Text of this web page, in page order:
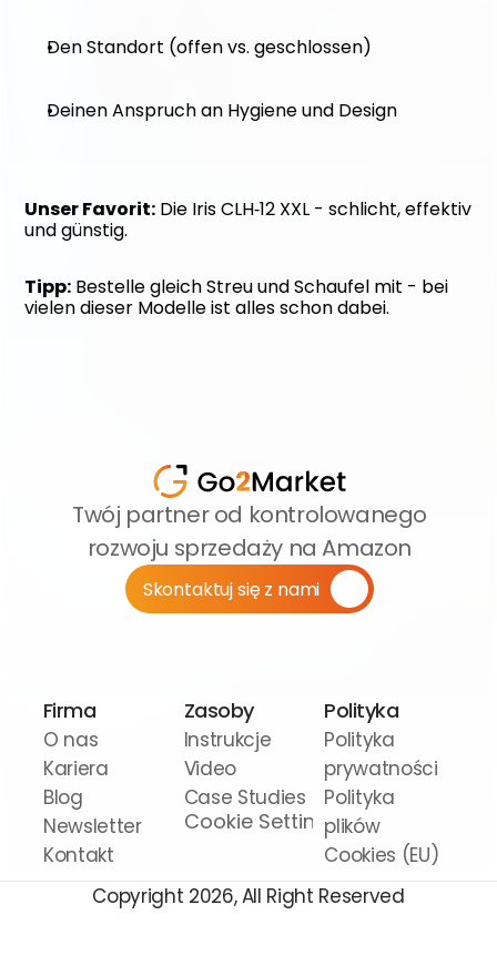
Den Standort (offen vs. geschlossen)
Deinen Anspruch an Hygiene und Design
Unser Favorit: Die Iris CLH‑12 XXL - schlicht, effektiv
und günstig.
Tipp: Bestelle gleich Streu und Schaufel mit - bei
vielen dieser Modelle ist alles schon dabei.
Twój partner od kontrolowanego
rozwoju sprzedaży na Amazon
Skontaktuj się z nami
Firma
O nas
Kariera
Blog
Newsletter
Kontakt
Zasoby
Instrukcje
Video
Case Studies
Cookie Settings
Polityka
Polityka
prywatności
Polityka
plików
Cookies (EU)
Copyright 2026, All Right Reserved